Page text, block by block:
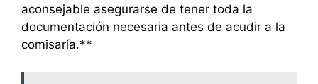
aconsejable asegurarse de tener toda la
documentación necesaria antes de acudir a la
comisaría.**